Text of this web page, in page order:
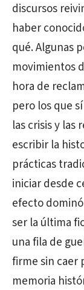
discursos
haber
qué. Algunas
movimientos
hora de
pero los que
las crisis y las
escribir la
prácticas
iniciar desde
efecto
ser la última
una fila de
firme sin caer
memoria